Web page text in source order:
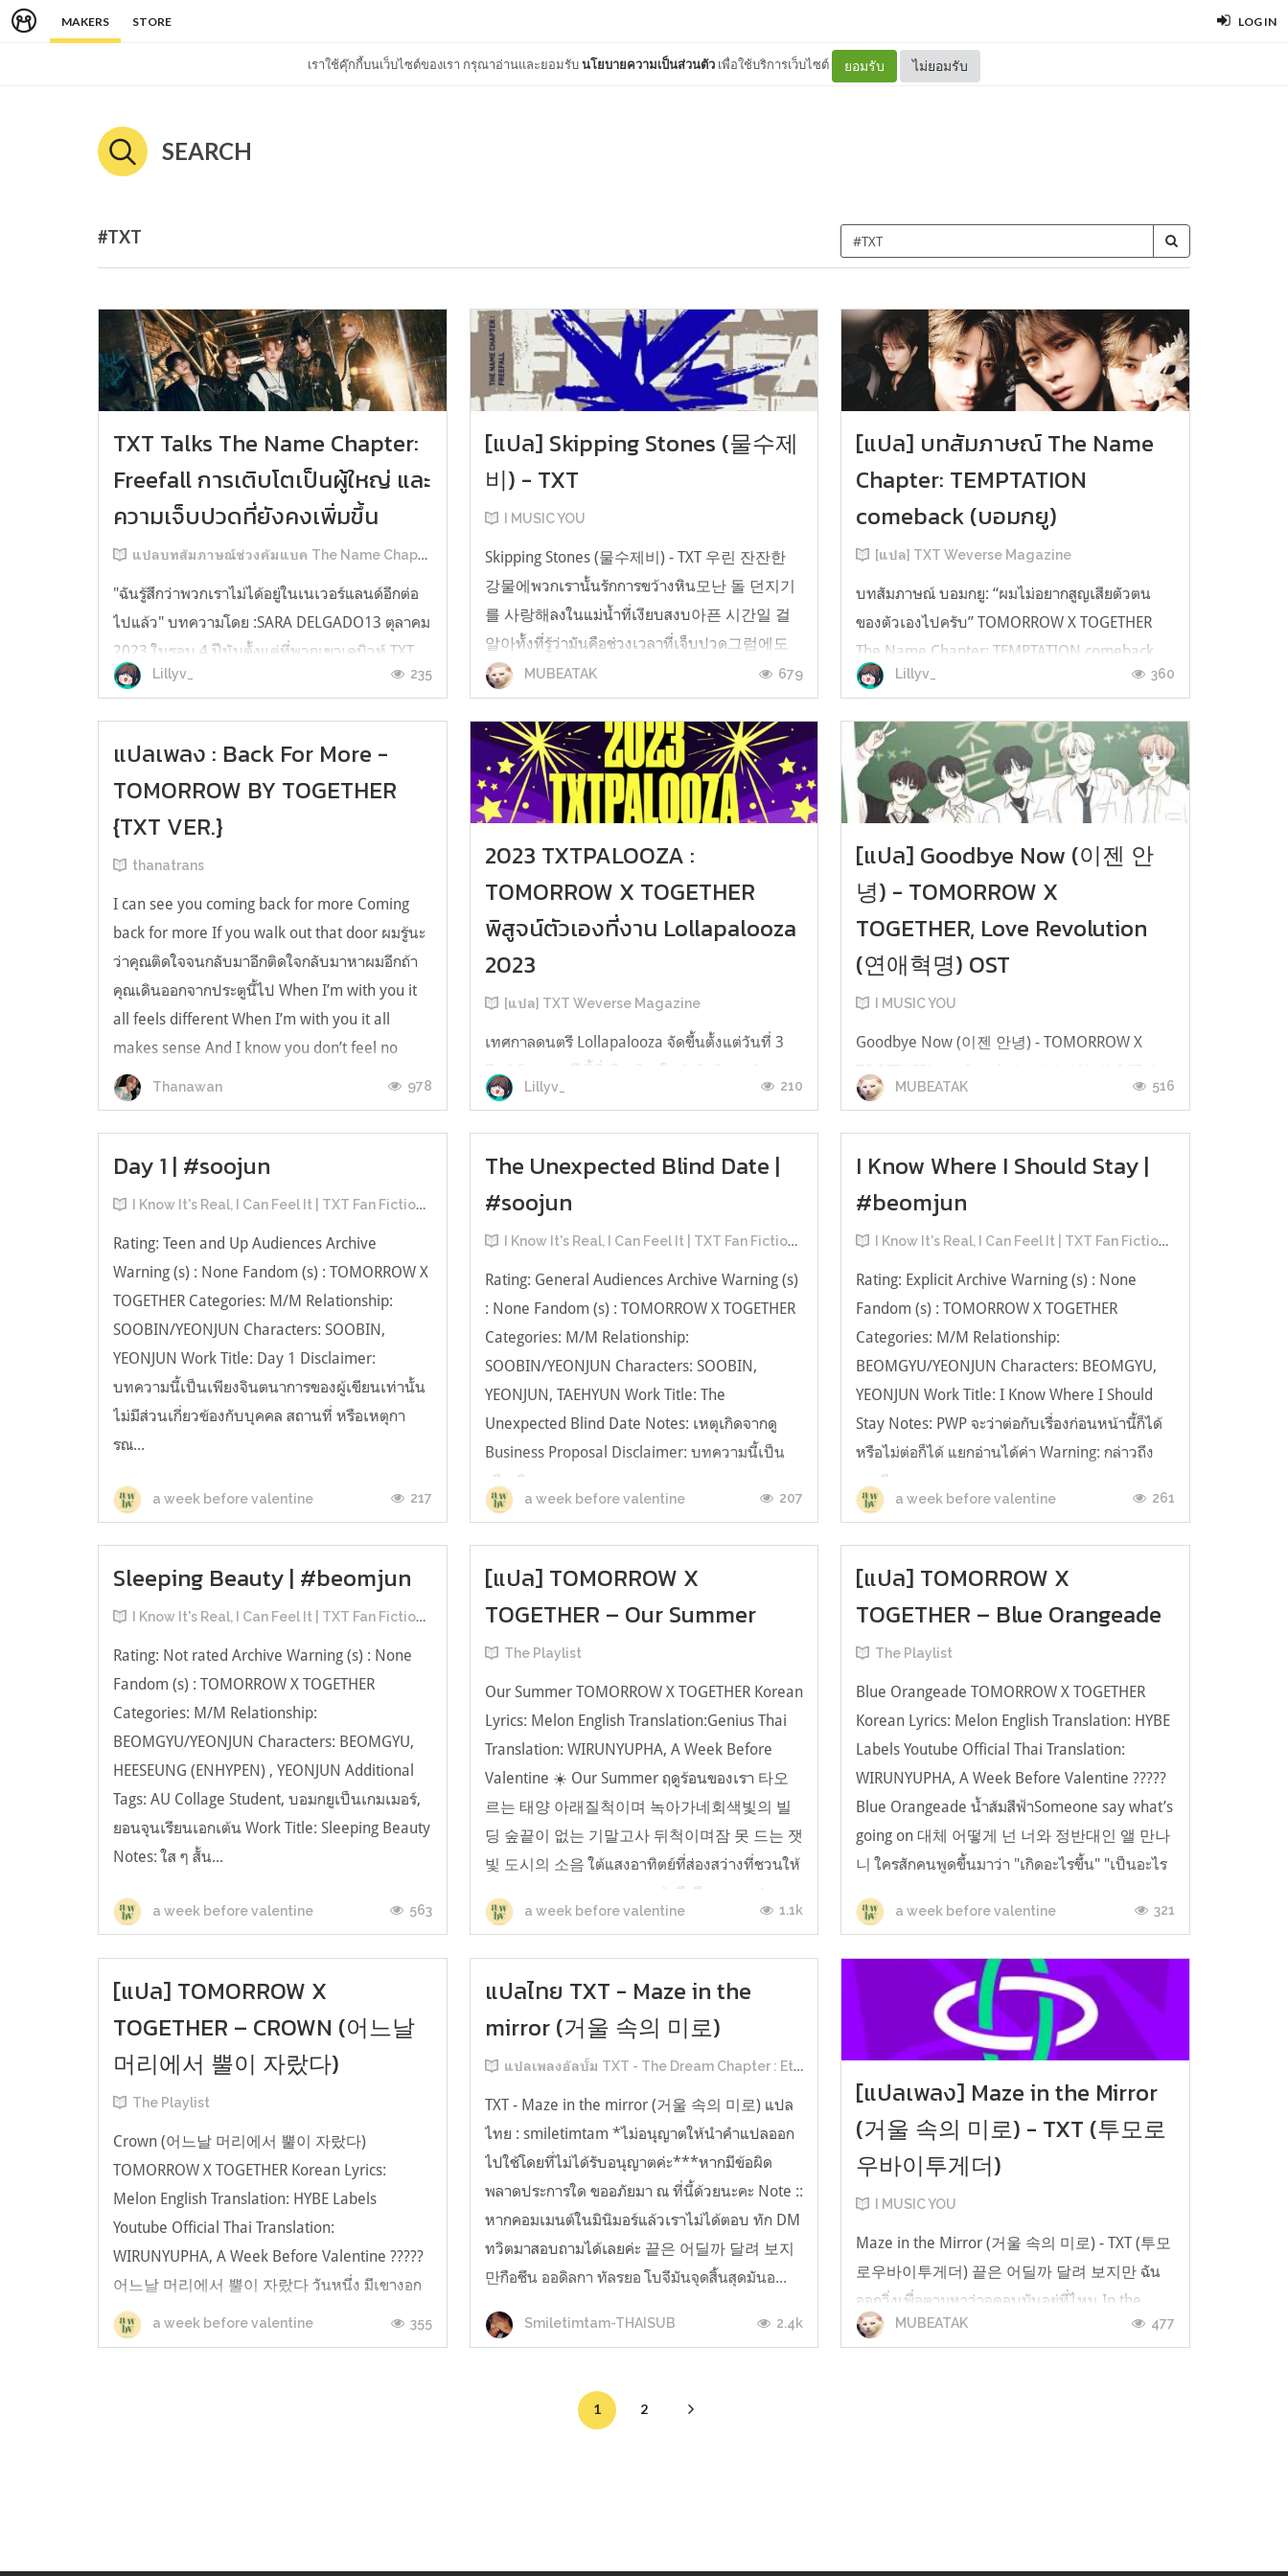
MAKERS STORE LOG IN
เราใช้คุ๊กกี้บนเว็บไซต์ของเรา กรุณาอ่านและยอมรับนโยบายความเป็นส่วนตัว เพื่อใช้บริการเว็บไซต์ ยอมรับ ไม่ยอมรับ
SEARCH
#TXT
TXT Talks The Name Chapter:
Freefall การเติบโตเป็นผู้ใหญ่ และ
ความเจ็บปวดที่ยังคงเพิ่มขึ้น
แปลบทสัมภาษณ์ช่วงคัมแบค The Name Chapter: Freefall
"ฉันรู้สึกว่าพวกเราไม่ได้อยู่ในเนเวอร์แลนด์อีกต่อ
ไปแล้ว" บทความโดย :SARA DELGADO13 ตุลาคม
2023 ในรอบ 4 ปีนับตั้งแต่ที่พวกเขาเดบิวท์ TXT
(Tomorrow X Together) มักจะเปิดรับแนวคิดแบบ
Chapter: Freefall เมื่อพวกเขาเริ่...
Lillyv_ 235
[แปล] Skipping Stones (물수제
비) - TXT
I MUSIC YOU
Skipping Stones (물수제비) - TXT 우린 잔잔한
강물에พวกเรานั้นรักการขว้างหิน모난 돌 던지기
를 사랑해ลงในแม่น้ำที่เงียบสงบ아픈 시간일 걸
알아ทั้งที่รู้ว่ามันคือช่วงเวลาที่เจ็บปวด그럼에도
다른 돌을 쥐네แต่ถึงอย่างนั้นเราก็ยังกำหินก้อน
อื่นไว้อยู่ดี 너는 어떤 마음으로ฉันสงสัยเหลือเหลือ
เกินว่า너를 던지는 건지 궁금해เธอขว้างตัวตน
ของเธอออกไปด้วยความรู้สึกแบบไหน숱...
MUBEATAK 679
[แปล] บทสัมภาษณ์ The Name
Chapter: TEMPTATION
comeback (บอมกยู)
[แปล] TXT Weverse Magazine
บทสัมภาษณ์ บอมกยู: “ผมไม่อยากสูญเสียตัวตน
ของตัวเองไปครับ” TOMORROW X TOGETHER
The Name Chapter: TEMPTATION comeback
interviewฉบับวันที่ 10.02.2023 คุณบอกว่าคุณได้
และครั้งนี้คุณได้ I (อินโทรเวิร์ท) บอมกยู :ส่วนใหญ่
ผมก็ยังคงเป็นเหมือนที่เคยเป็นตอนที่อยู...
Lillyv_ 360
แปลเพลง : Back For More -
TOMORROW BY TOGETHER
{TXT VER.}
thanatrans
I can see you coming back for more Coming
back for more If you walk out that door ผมรู้นะ
ว่าคุณติดใจจนกลับมาอีกติดใจกลับมาหาผมอีกถ้า
คุณเดินออกจากประตูนี้ไป When I’m with you it
all feels different When I’m with you it all
makes sense And I know you don’t feel no
different ทุกอย่างเปลี่ยนไปเมื่อผ...
Thanawan 978
2023 TXTPALOOZA :
TOMORROW X TOGETHER
พิสูจน์ตัวเองที่งาน Lollapalooza
2023
[แปล] TXT Weverse Magazine
เทศกาลดนตรี Lollapalooza จัดขึ้นตั้งแต่วันที่ 3
ถึง 6 สิงหาคมปีนี้ที่เมืองชิคาโก รัฐอิลลินอยส์ และ
ชื่อที่อยู่ในรายชื่อเฮดไลเนอร์พร้อมกับ
TOMORROW X TOGETHER ก็มี Billie Eilish, Karol
G, Kendrick Lamar, the 1975, Lana Del Rey,
TOMORROW X TOGETHER เป็นศิลปินเกาหลีคน...
Lillyv_ 210
[แปล] Goodbye Now (이젠 안
녕) - TOMORROW X
TOGETHER, Love Revolution
(연애혁명) OST
I MUSIC YOU
Goodbye Now (이젠 안녕) - TOMORROW X
TOGETHERLove Revolution (연애혁명) OST 우
리 처음 만났던 어색했던 그 표정 속에ด้วย
ท่าทางขัดเขิน ตอนที่เราเจอกันครั้งแรก서로 말 놓
기가 어려워 망설였지만ทำให้เราอาจจะลังเล ไม่
수 많은 나날들이ในแต่ละวันที่ผ่านพ้นไปได้ซ่อน
ตัวอยู่ในบทเพลง이젠 돌아갈 수 없는 아쉬움 됐
네มันน่าเสียดายที่ตอน...
MUBEATAK 516
Day 1 | #soojun
I Know It's Real, I Can Feel It | TXT Fan Fictions
Rating: Teen and Up Audiences Archive
Warning (s) : None Fandom (s) : TOMORROW X
TOGETHER Categories: M/M Relationship:
SOOBIN/YEONJUN Characters: SOOBIN,
YEONJUN Work Title: Day 1 Disclaimer:
บทความนี้เป็นเพียงจินตนาการของผู้เขียนเท่านั้น
ไม่มีส่วนเกี่ยวข้องกับบุคคล สถานที่ หรือเหตุกา
รณ...
a week before valentine 217
The Unexpected Blind Date |
#soojun
I Know It's Real, I Can Feel It | TXT Fan Fictions
Rating: General Audiences Archive Warning (s)
: None Fandom (s) : TOMORROW X TOGETHER
Categories: M/M Relationship:
SOOBIN/YEONJUN Characters: SOOBIN,
YEONJUN, TAEHYUN Work Title: The
Unexpected Blind Date Notes: เหตุเกิดจากดู
Business Proposal Disclaimer: บทความนี้เป็น
เพียงจินตนาการของผ...
a week before valentine 207
I Know Where I Should Stay |
#beomjun
I Know It's Real, I Can Feel It | TXT Fan Fictions
​Rating: Explicit Archive Warning (s) : None
Fandom (s) : TOMORROW X TOGETHER
Categories: M/M Relationship:
BEOMGYU/YEONJUN Characters: BEOMGYU,
YEONJUN Work Title: I Know Where I Should
Stay Notes: PWP จะว่าต่อกับเรื่องก่อนหน้านี้ก็ได้
หรือไม่ต่อก็ได้ แยกอ่านได้ค่า Warning: กล่าวถึง
การมีเพศส...
a week before valentine 261
Sleeping Beauty | #beomjun
I Know It's Real, I Can Feel It | TXT Fan Fictions
Rating: Not rated Archive Warning (s) : None
Fandom (s) : TOMORROW X TOGETHER
Categories: M/M Relationship:
BEOMGYU/YEONJUN Characters: BEOMGYU,
HEESEUNG (ENHYPEN) , YEONJUN Additional
Tags: AU Collage Student, บอมกยูเป็นเกมเมอร์,
ยอนจุนเรียนเอกเต้น Work Title: Sleeping Beauty
Notes: ใส ๆ สั้น...
a week before valentine 563
[แปล] TOMORROW X
TOGETHER – Our Summer
The Playlist
Our Summer TOMORROW X TOGETHER Korean
Lyrics: Melon English Translation:Genius Thai
Translation: WIRUNYUPHA, A Week Before
Valentine ☀️ Our Summer ฤดูร้อนของเรา 타오
르는 태양 아래질척이며 녹아가네회색빛의 빌
딩 숲끝이 없는 기말고사 뒤척이며잠 못 드는 잿
빛 도시의 소음 ใต้แสงอาทิตย์ที่ส่องสว่างที่ชวนให้
เหนอะหนะและหลอมละลายป่าตึกสีเทาสอบปล...
a week before valentine 1.1k
[แปล] TOMORROW X
TOGETHER – Blue Orangeade
The Playlist
Blue Orangeade TOMORROW X TOGETHER
Korean Lyrics: Melon English Translation: HYBE
Labels Youtube Official Thai Translation:
WIRUNYUPHA, A Week Before Valentine ?????
Blue Orangeade น้ำส้มสีฟ้าSomeone say what’s
going on 대체 어떻게 넌 너와 정반대인 앨 만나
니 ใครสักคนพูดขึ้นมาว่า "เกิดอะไรขึ้น" "เป็นอะไร
a week before valentine 321
[แปล] TOMORROW X
TOGETHER – CROWN (어느날
머리에서 뿔이 자랐다)
The Playlist
Crown (어느날 머리에서 뿔이 자랐다)
TOMORROW X TOGETHER Korean Lyrics:
Melon English Translation: HYBE Labels
Youtube Official Thai Translation:
WIRUNYUPHA, A Week Before Valentine ?????
어느날 머리에서 뿔이 자랐다 วันหนึ่ง มีเขางอก
ขึ้นมาบนศีรษะของฉัน 거울 속에서 나를 멍하니
보는 넌 내가 아냐어지러운 두통과something
a week before valentine 355
แปลไทย TXT - Maze in the
mirror (거울 속의 미로)
แปลเพลงอัลบั้ม TXT - The Dream Chapter : Eternity
TXT - Maze in the mirror (거울 속의 미로) แปล
ไทย : smiletimtam *ไม่อนุญาตให้นำคำแปลออก
ไปใช้โดยที่ไม่ได้รับอนุญาตค่ะ***หากมีข้อผิด
พลาดประการใด ขออภัยมา ณ ที่นี้ด้วยนะคะ Note ::
หากคอมเมนต์ในมินิมอร์แล้วเราไม่ได้ตอบ ทัก DM
ทวิตมาสอบถามได้เลยค่ะ 끝은 어딜까 달려 보지
만กือชึน ออดิลกา ทัลรยอ โบจีมันจุดสิ้นสุดมันอ...
Smiletimtam-THAISUB 2.4k
[แปลเพลง] Maze in the Mirror
(거울 속의 미로) - TXT (투모로
우바이투게더)
I MUSIC YOU
Maze in the Mirror (거울 속의 미로) - TXT (투모
로우바이투게더) 끝은 어딜까 달려 보지만 ฉัน
ออกวิ่งเพื่อตามหาว่าจุดจบมันอยู่ที่ไหน In the
mirror 속의 미로 แต่ฉันก็วิ่งอยู่ในกระจก วิ่งอยู่ใน
MUBEATAK 477
1 2